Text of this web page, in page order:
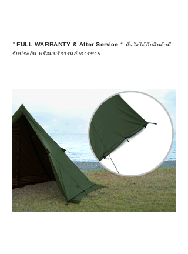
*FULL WARRANTY & After Service * มั่นใจได้กับสินค้ามี
รับประกัน พร้อมบริการหลังการขาย